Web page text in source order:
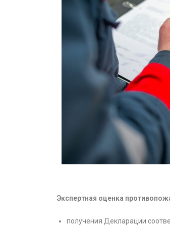
Экспертная оценка
получения Декларации